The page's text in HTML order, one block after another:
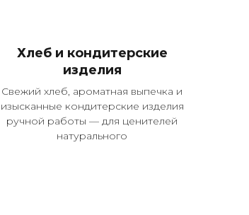
Хлеб и кондитерские
изделия
Свежий хлеб, ароматная выпечка и
изысканные кондитерские изделия
ручной работы — для ценителей
натурального